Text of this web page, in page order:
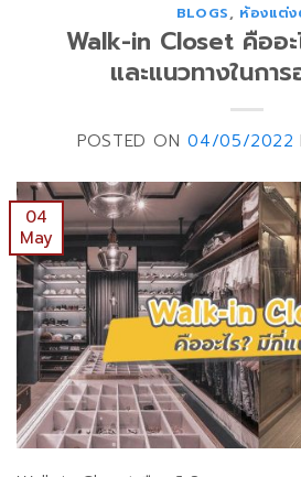
BLOGS, ห้องแต่
Walk-in Closet คืออ
และแนวทางในกา
POSTED ON04/05/2022
04
May